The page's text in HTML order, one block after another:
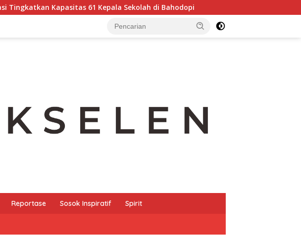
61 Kepala Sekolah di Bahodopi Pertumbuhan 5,29 Persen, Berkualitas
Reportase Sosok Inspiratif Spirit